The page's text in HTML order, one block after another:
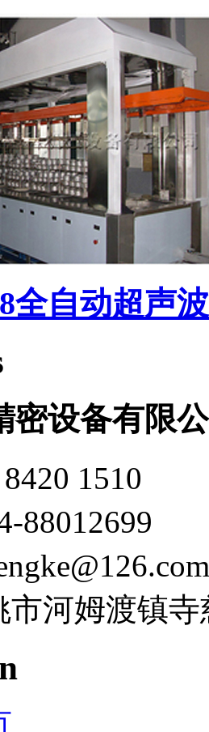
全自动超声
密设备有限
1510
88012699
市河姆渡镇寺